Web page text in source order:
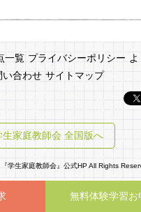
一覧 プライバシーポリシー
い合わせ サイトマップ
生家庭教師会 全国版へ
学生家庭教師会』公式HP All Rights